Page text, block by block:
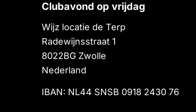
Clubavond op vrijdag
Wijz locatie de Terp
Radewijnsstraat 1
8022BG Zwolle
Nederland
IBAN: NL44 SNSB 0918 2430 76